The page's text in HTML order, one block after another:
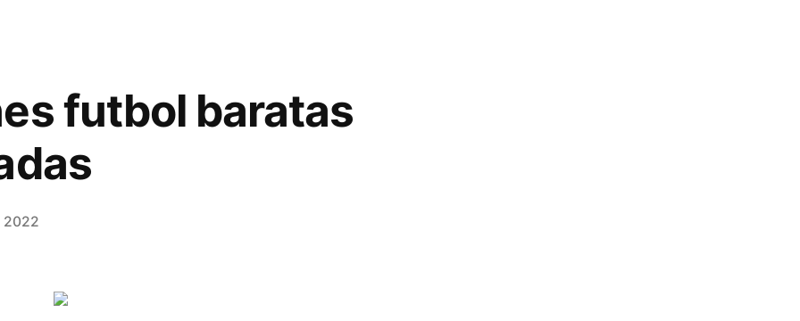
futbol baratas
2022